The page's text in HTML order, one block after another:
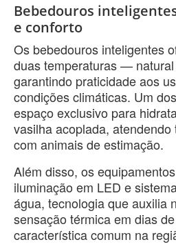
Bebedouros
e conforto
Os bebedouros inteligentes
duas temperaturas —
garantindo praticidade aos
condições climáticas. Um
espaço exclusivo para
vasilha acoplada,
com animais de estimação.
Além disso, os
iluminação em LED e
água, tecnologia que auxilia
sensação térmica em dias
característica comum na